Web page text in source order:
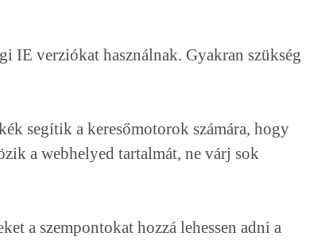
IE verziókat használnak. Gyakran szükség
segítik a keresőmotorok számára, hogy
a webhelyed tartalmát, ne várj sok
a szempontokat hozzá lehessen adni a